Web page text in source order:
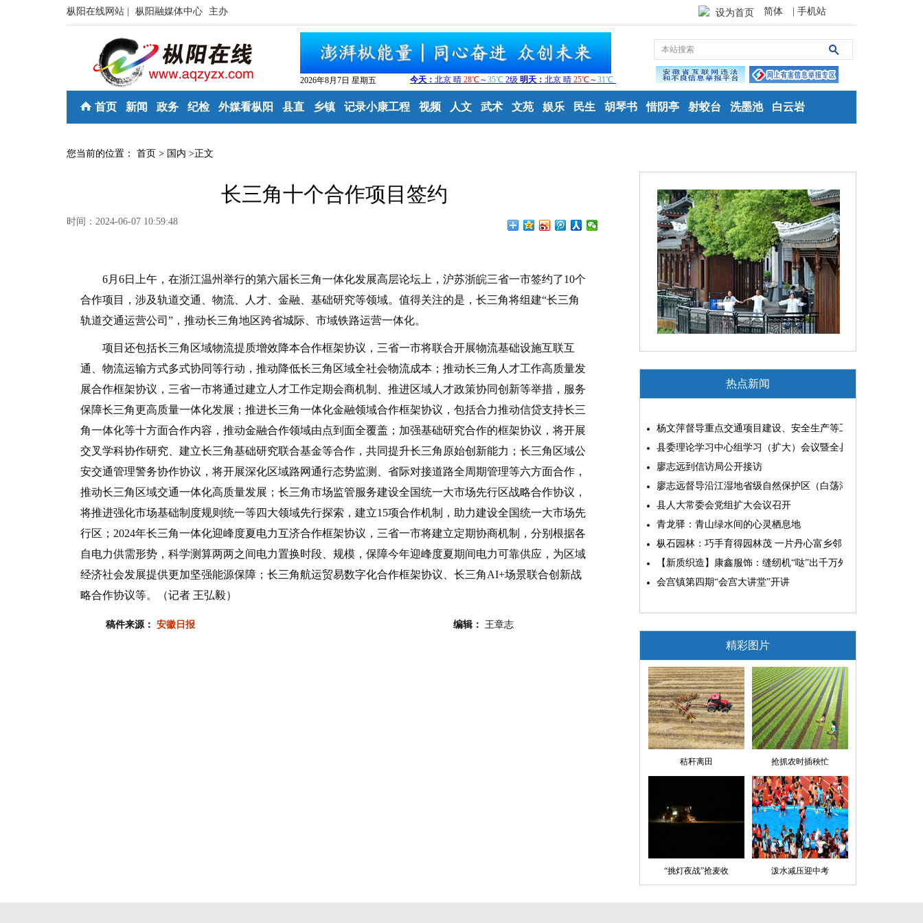
枞阳在线网站 | 枞阳融媒体中心 主办 设为首页 简体 | 手机站
2026年8月7日 星期五
首页 新闻 政务 纪检 外媒看枞阳 县直 乡镇 记录小康工程 视频 人文 武术 文苑 娱乐 民生 胡琴书 惜阴亭 射蛟台 洗墨池 白云岩
您当前的位置： 首页 > 国内 >正文
长三角十个合作项目签约
时间：2024-06-07 10:59:48
6月6日上午，在浙江温州举行的第六届长三角一体化发展高层论坛上，沪苏浙皖三省一市签约了10个
合作项目，涉及轨道交通、物流、人才、金融、基础研究等领域。值得关注的是，长三角将组建“长三角
轨道交通运营公司”，推动长三角地区跨省城际、市域铁路运营一体化。
项目还包括长三角区域物流提质增效降本合作框架协议，三省一市将联合开展物流基础设施互联互
通、物流运输方式多式协同等行动，推动降低长三角区域全社会物流成本；推动长三角人才工作高质量发
展合作框架协议，三省一市将通过建立人才工作定期会商机制、推进区域人才政策协同创新等举措，服务
保障长三角更高质量一体化发展；推进长三角一体化金融领域合作框架协议，包括合力推动信贷支持长三
角一体化等十方面合作内容，推动金融合作领域由点到面全覆盖；加强基础研究合作的框架协议，将开展
交叉学科协作研究、建立长三角基础研究联合基金等合作，共同提升长三角原始创新能力；长三角区域公
安交通管理警务协作协议，将开展深化区域路网通行态势监测、省际对接道路全周期管理等六方面合作，
推动长三角区域交通一体化高质量发展；长三角市场监管服务建设全国统一大市场先行区战略合作协议，
将推进强化市场基础制度规则统一等四大领域先行探索，建立15项合作机制，助力建设全国统一大市场先
行区；2024年长三角一体化迎峰度夏电力互济合作框架协议，三省一市将建立定期协商机制，分别根据各
自电力供需形势，科学测算两两之间电力置换时段、规模，保障今年迎峰度夏期间电力可靠供应，为区域
经济社会发展提供更加坚强能源保障；长三角航运贸易数字化合作框架协议、长三角AI+场景联合创新战
略合作协议等。（记者 王弘毅）
稿件来源： 安徽日报 编辑： 王章志
热点新闻
杨文萍督导重点交通项目建设、安全生产等工作
县委理论学习中心组学习（扩大）会议暨全县“两为”能力素质
廖志远到信访局公开接访
廖志远督导沿江湿地省级自然保护区（白荡湖片区）问题整改
县人大常委会党组扩大会议召开
青龙驿：青山绿水间的心灵栖息地
枞石园林：巧手育得园林茂 一片丹心富乡邻
【新质织造】康鑫服饰：缝纫机“哒”出千万外贸大生意
会宫镇第四期“会宫大讲堂”开讲
精彩图片
秸秆离田 抢抓农时插秧忙
“挑灯夜战”抢麦收 泼水减压迎中考